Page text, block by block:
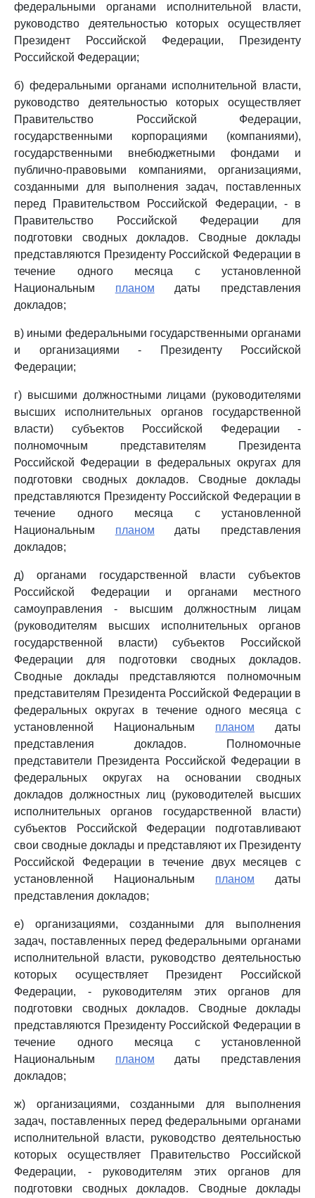
федеральными органами исполнительной власти,
руководство деятельностью которых осуществляет
Президент Российской Федерации, Президенту
Российской Федерации;
б) федеральными органами исполнительной власти,
руководство деятельностью которых осуществляет
Правительство Российской Федерации,
государственными корпорациями (компаниями),
государственными внебюджетными фондами и
публично-правовыми компаниями, организациями,
созданными для выполнения задач, поставленных
перед Правительством Российской Федерации, - в
Правительство Российской Федерации для
подготовки сводных докладов. Сводные доклады
представляются Президенту Российской Федерации в
течение одного месяца с установленной
Национальным планом даты представления
докладов;
в) иными федеральными государственными органами
и организациями - Президенту Российской
Федерации;
г) высшими должностными лицами (руководителями
высших исполнительных органов государственной
власти) субъектов Российской Федерации -
полномочным представителям Президента
Российской Федерации в федеральных округах для
подготовки сводных докладов. Сводные доклады
представляются Президенту Российской Федерации в
течение одного месяца с установленной
Национальным планом даты представления
докладов;
д) органами государственной власти субъектов
Российской Федерации и органами местного
самоуправления - высшим должностным лицам
(руководителям высших исполнительных органов
государственной власти) субъектов Российской
Федерации для подготовки сводных докладов.
Сводные доклады представляются полномочным
представителям Президента Российской Федерации в
федеральных округах в течение одного месяца с
установленной Национальным планом даты
представления докладов. Полномочные
представители Президента Российской Федерации в
федеральных округах на основании сводных
докладов должностных лиц (руководителей высших
исполнительных органов государственной власти)
субъектов Российской Федерации подготавливают
свои сводные доклады и представляют их Президенту
Российской Федерации в течение двух месяцев с
установленной Национальным планом даты
представления докладов;
е) организациями, созданными для выполнения
задач, поставленных перед федеральными органами
исполнительной власти, руководство деятельностью
которых осуществляет Президент Российской
Федерации, - руководителям этих органов для
подготовки сводных докладов. Сводные доклады
представляются Президенту Российской Федерации в
течение одного месяца с установленной
Национальным планом даты представления
докладов;
ж) организациями, созданными для выполнения
задач, поставленных перед федеральными органами
исполнительной власти, руководство деятельностью
которых осуществляет Правительство Российской
Федерации, - руководителям этих органов для
подготовки сводных докладов. Сводные доклады